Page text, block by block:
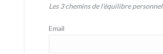
Les 3 chemins de l’équilibre personnel
Email